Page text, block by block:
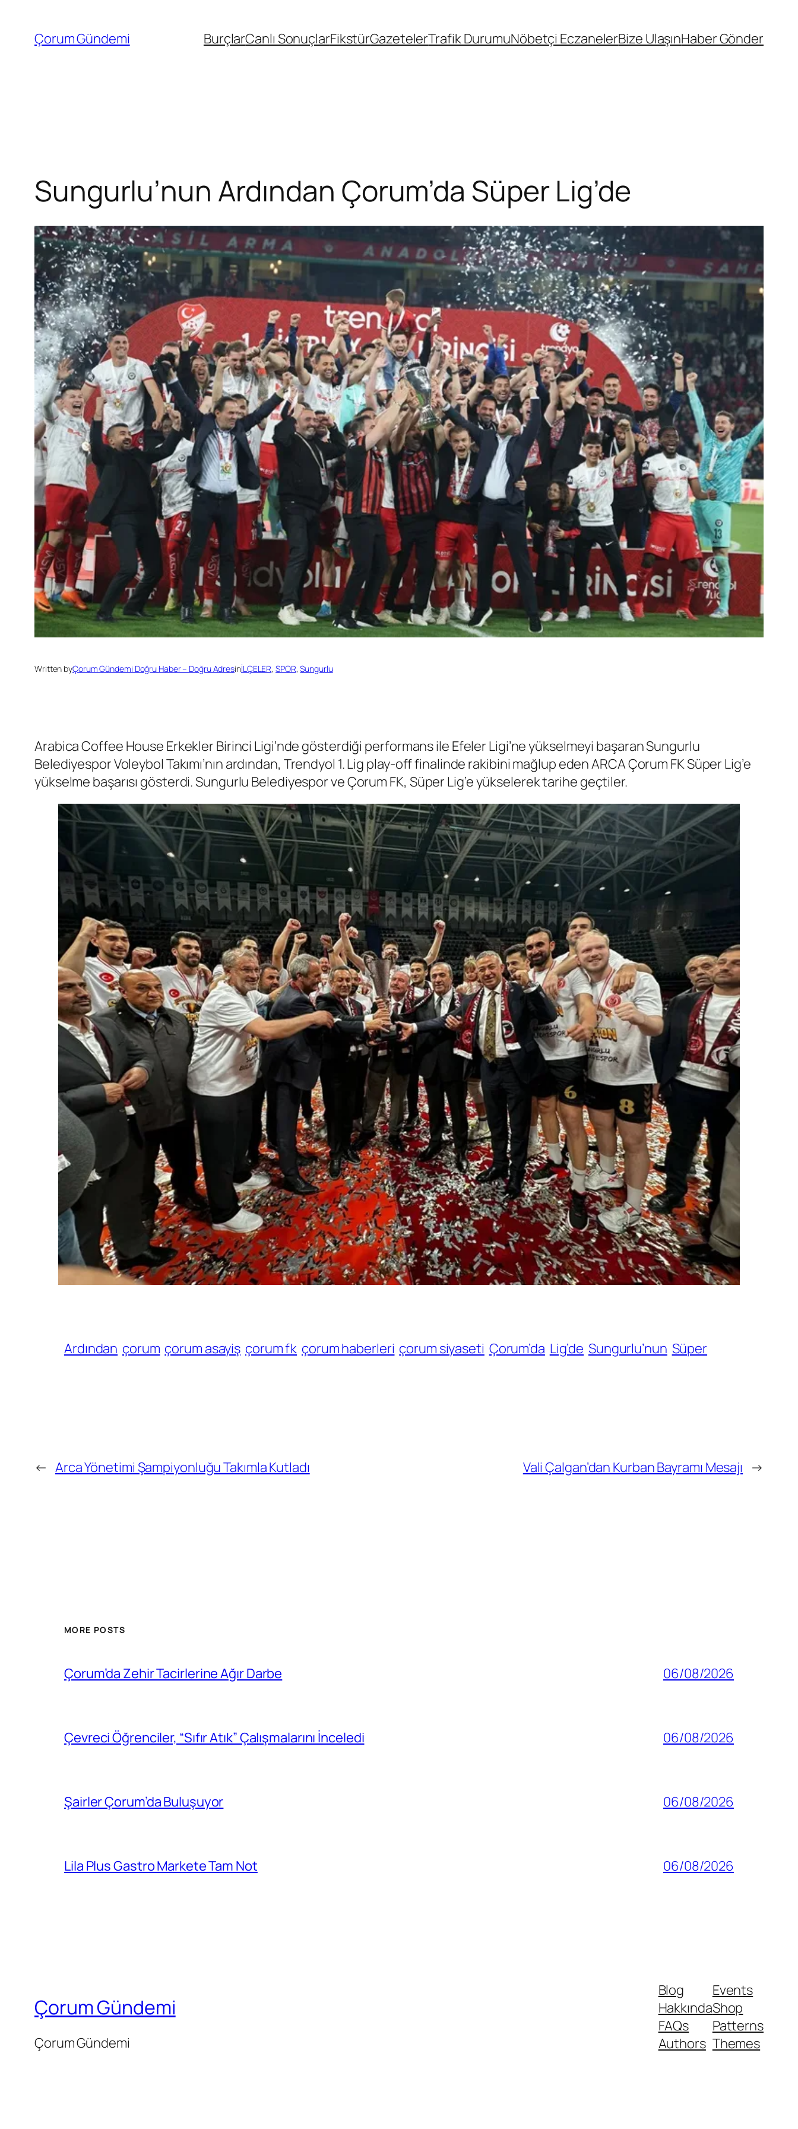
Çorum Gündemi BurçlarCanlı SonuçlarFikstürGazetelerTrafik DurumuNöbetçi EczanelerBize UlaşınHaber Gönder
Sungurlu’nun Ardından Çorum’da Süper Lig’de
Written byÇorum Gündemi Doğru Haber – Doğru AdresinİLÇELER, SPOR, Sungurlu
Arabica Coffee House Erkekler Birinci Ligi’nde gösterdiği performans ile Efeler Ligi’ne yükselmeyi başaran Sungurlu
Belediyespor Voleybol Takımı’nın ardından, Trendyol 1. Lig play-off finalinde rakibini mağlup eden ARCA Çorum FK Süper Lig’e
yükselme başarısı gösterdi. Sungurlu Belediyespor ve Çorum FK, Süper Lig’e yükselerek tarihe geçtiler.
Ardından çorum çorum asayiş çorum fk çorum haberleri çorum siyaseti Çorum’da Lig’de Sungurlu’nun Süper
← Arca Yönetimi Şampiyonluğu Takımla Kutladı Vali Çalgan’dan Kurban Bayramı Mesajı →
MORE POSTS
Çorum’da Zehir Tacirlerine Ağır Darbe 06/08/2026
Çevreci Öğrenciler, “Sıfır Atık” Çalışmalarını İnceledi 06/08/2026
Şairler Çorum’da Buluşuyor 06/08/2026
Lila Plus Gastro Markete Tam Not 06/08/2026
Çorum Gündemi
Çorum Gündemi
Blog
Hakkında
FAQs
Authors
Events
Shop
Patterns
Themes